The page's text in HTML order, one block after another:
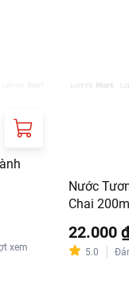
xem
Nước
Chai
22.000
5.0